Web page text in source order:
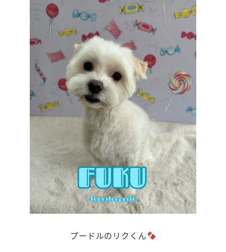
プードルのリクくん